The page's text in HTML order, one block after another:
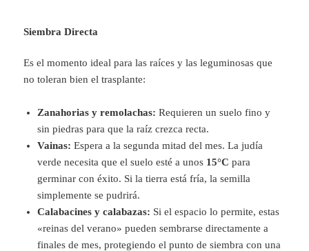
Siembra Directa
Es el momento ideal para las raíces y las leguminosas que
no toleran bien el trasplante:
Zanahorias y remolachas: Requieren un suelo fino y
sin piedras para que la raíz crezca recta.
Vainas: Espera a la segunda mitad del mes. La judía
verde necesita que el suelo esté a unos 15°C para
germinar con éxito. Si la tierra está fría, la semilla
simplemente se pudrirá.
Calabacines y calabazas: Si el espacio lo permite, estas
«reinas del verano» pueden sembrarse directamente a
finales de mes, protegiendo el punto de siembra con una